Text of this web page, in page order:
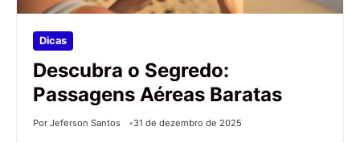
Dicas
Descubra o Segredo:
Passagens Aéreas Baratas
Por Jeferson Santos 31 de dezembro de 2025